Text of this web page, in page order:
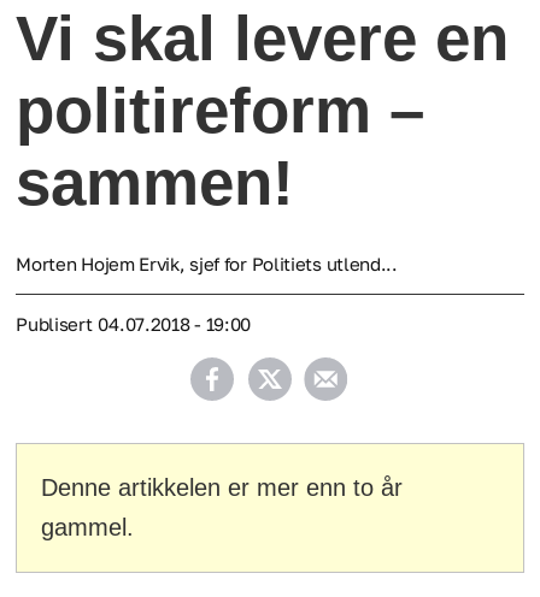
Vi skal levere en
politireform –
sammen!
Morten Hojem Ervik, sjef for Politiets utlend...
Publisert 04.07.2018 - 19:00
Denne artikkelen er mer enn to år
gammel.